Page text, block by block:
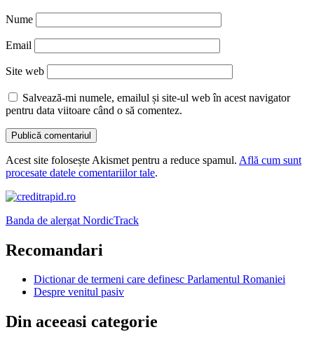
Nume
Email
Site web
Salvează-mi numele, emailul și site-ul web în acest navigator
pentru data viitoare când o să comentez.
Acest site folosește Akismet pentru a reduce spamul. Află cum sunt
procesate datele comentariilor tale.
Banda de alergat NordicTrack
Recomandari
Dictionar de termeni care definesc Parlamentul Romaniei
Despre venitul pasiv
Din aceeasi categorie